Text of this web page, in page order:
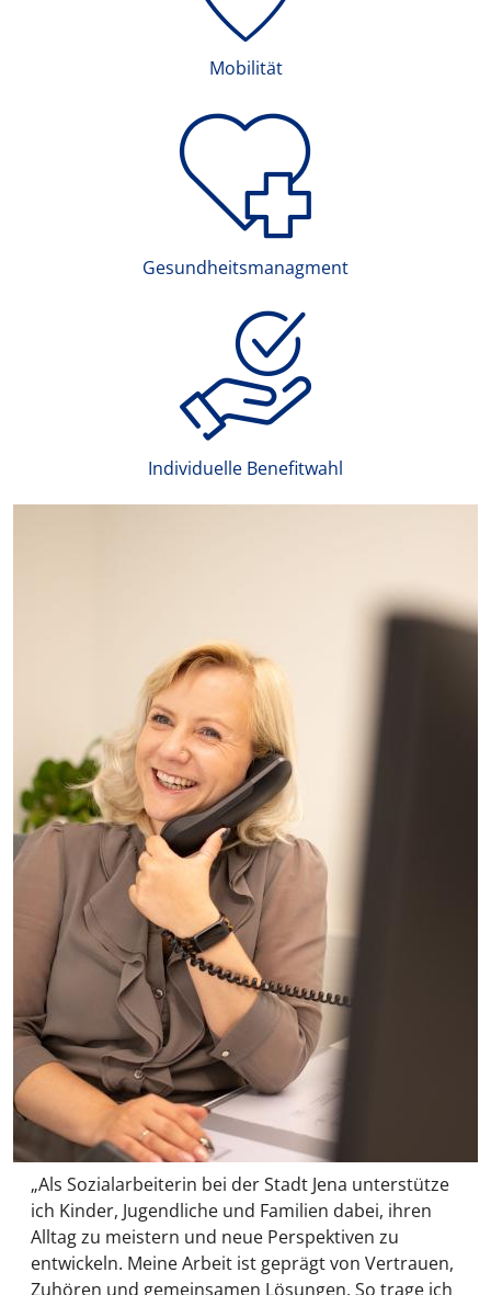
Mobilität
Gesundheitsmanagment
Individuelle Benefitwahl
„Als Sozialarbeiterin bei der Stadt Jena unterstütze
ich Kinder, Jugendliche und Familien dabei, ihren
Alltag zu meistern und neue Perspektiven zu
entwickeln. Meine Arbeit ist geprägt von Vertrauen,
Zuhören und gemeinsamen Lösungen. So trage ich